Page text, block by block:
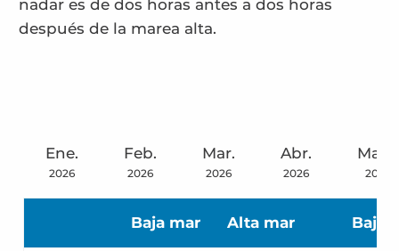
nadar es de dos horas antes a dos horas
después de la marea alta.
Ene.
2026
Feb.
2026
Mar.
2026
Abr.
2026
Mayo
2026
Baja mar Alta mar Baja